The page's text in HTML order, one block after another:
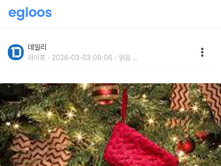
데일리
라이프 2026-03-03 09:06 읽음 ...